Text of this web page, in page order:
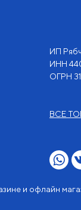
и офлайн
ВСЕ
ИП
ИНН
OГРН